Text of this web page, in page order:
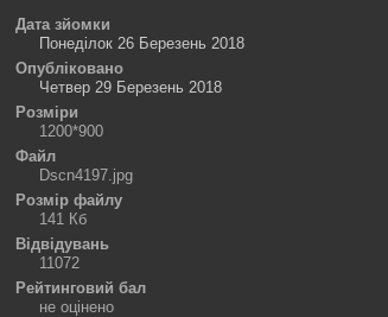
Дата зйомки
Понеділок 26 Березень 2018
Опубліковано
Четвер 29 Березень 2018
Розміри
1200*900
Файл
Dscn4197.jpg
Розмір файлу
141 Кб
Відвідувань
11072
Рейтинговий бал
не оцінено